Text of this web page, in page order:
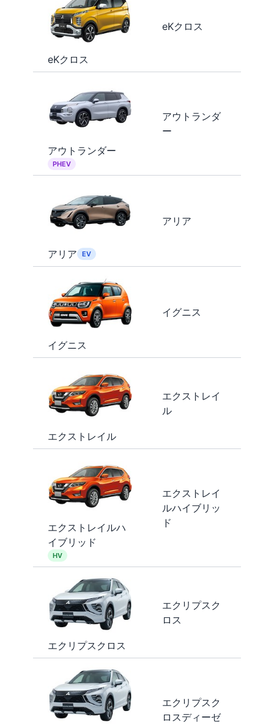
eKクロス
eKクロス
アウトランダー
PHEV
アウトランダ
ー
アリア EV
アリア
イグニス
イグニス
エクストレイル
エクストレイ
ル
エクストレイルハ
イブリッド
HV
エクストレイ
ルハイブリッ
ド
エクリプスクロス
エクリプスク
ロス
エクリプスク
ロスディーゼ